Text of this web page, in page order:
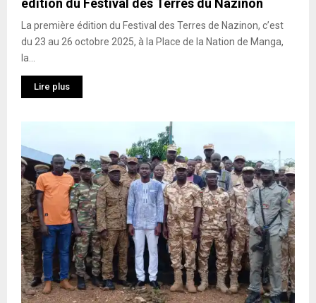
La première édition du Festival des Terres de Nazinon, c’est
du 23 au 26 octobre 2025, à la Place de la Nation de Manga,
la...
Lire plus